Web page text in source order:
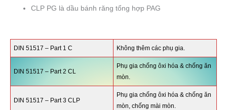
CLP PG là dầu bánh răng tổng hợp PAG
DIN 51517 – Part 1 C Không thêm các phụ gia.
DIN 51517 – Part 2 CL
Phụ gia chống ôxi hóa & chống ăn
mòn.
DIN 51517 – Part 3 CLP
Phụ gia chống ôxi hóa & chống ăn
mòn, chống mài mòn.